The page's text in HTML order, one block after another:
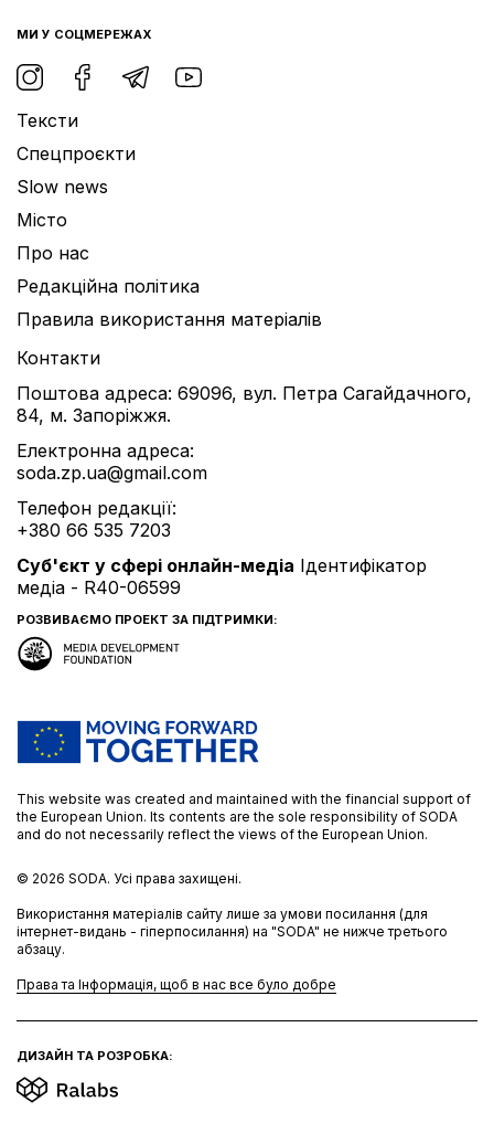
МИ У СОЦМЕРЕЖАХ
Тексти
Спецпроєкти
Slow news
Місто
Про нас
Редакційна політика
Правила використання матеріалів
Контакти
Поштова адреса: 69096, вул. Петра Сагайдачного,
84, м. Запоріжжя.
Електронна адреса:
soda.zp.ua@gmail.com
Телефон редакції:
+380 66 535 7203
Cуб'єкт у сфері онлайн-медіа Ідентифікатор
медіа - R40-06599
РОЗВИВАЄМО ПРОЕКТ ЗА ПІДТРИМКИ:
This website was created and maintained with the financial support of
the European Union. Its contents are the sole responsibility of SODA
and do not necessarily reflect the views of the European Union.
© 2026 SODA. Усі права захищені.
Використання матеріалів сайту лише за умови посилання (для
інтернет-видань - гіперпосилання) на "SODA" не нижче третього
абзацу.
Права та Інформація, щоб в нас все було добре
ДИЗАЙН ТА РОЗРОБКА: